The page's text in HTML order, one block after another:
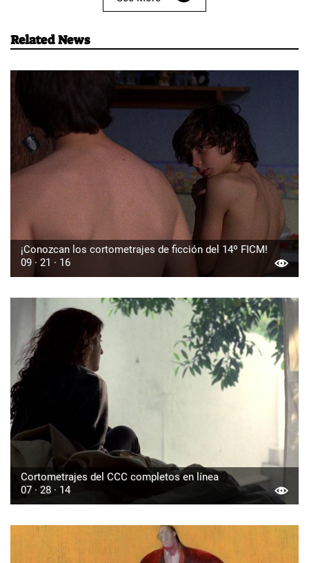
Related News
¡Conozcan los cortometrajes de ficción del 14º FICM!
09 · 21 · 16
Cortometrajes del CCC completos en línea
07 · 28 · 14